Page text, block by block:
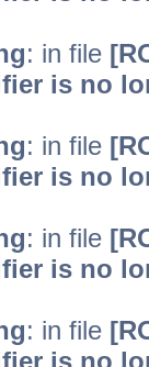
: in file
is no
: in file
is no
: in file
is no
: in file
is no